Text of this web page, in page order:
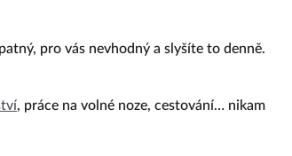
pro vás nevhodný a slyšíte to denně.
, práce na volné noze, cestování… nikam